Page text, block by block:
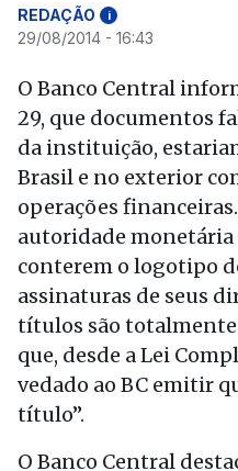
REDAÇÃO i
29/08/2014 - 16:43
O Banco Central
29, que documentos
da instituição,
Brasil e no exterior
operações
autoridade monetária
conterem o logotipo
assinaturas de seus
títulos são
que, desde a Lei
vedado ao BC emitir
título”.
O Banco Central